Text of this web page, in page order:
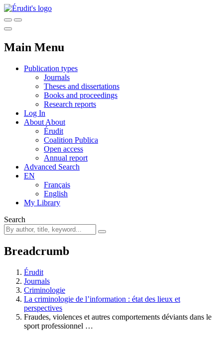
Main Menu
Publication types
Journals
Theses and dissertations
Books and proceedings
Research reports
Log In
About About
Érudit
Coalition Publica
Open access
Annual report
Advanced Search
EN
Français
English
My Library
Search
Breadcrumb
Érudit
Journals
Criminologie
La criminologie de l’information : état des lieux et
perspectives
Fraudes, violences et autres comportements déviants dans le
sport professionnel …